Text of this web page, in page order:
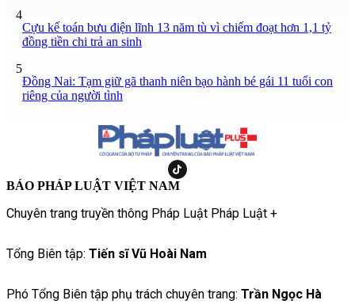
4
Cựu kế toán bưu điện lĩnh 13 năm tù vì chiếm đoạt hơn 1,1 tỷ
đồng tiền chi trả an sinh
5
Đồng Nai: Tạm giữ gã thanh niên bạo hành bé gái 11 tuổi con
riêng của người tình
BÁO PHÁP LUẬT VIỆT NAM
Chuyên trang truyền thông Pháp Luật Pháp Luật +
Tổng Biên tập: Tiến sĩ Vũ Hoài Nam
Phó Tổng Biên tập phụ trách chuyên trang: Trần Ngọc Hà